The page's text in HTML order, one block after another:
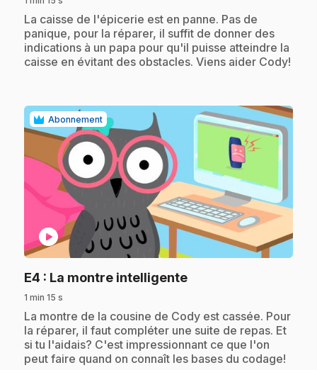
.La caisse de l'épicerie est en panne. Pas de
panique, pour la réparer, il suffit de donner des
indications à un papa pour qu'il puisse atteindre la
caisse en évitant des obstacles. Viens aider Cody!
Abonnement
play_circle
E4 : La montre intelligente.
1 min 15 s
.La montre de la cousine de Cody est cassée. Pour
la réparer, il faut compléter une suite de repas. Et
si tu l'aidais? C'est impressionnant ce que l'on
peut faire quand on connaît les bases du codage!